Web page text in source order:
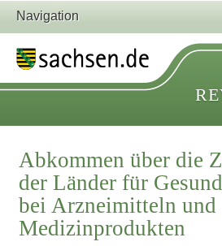
Navigation
Abkommen über die
der Länder für
bei Arzneimitteln und
Medizinprodukten